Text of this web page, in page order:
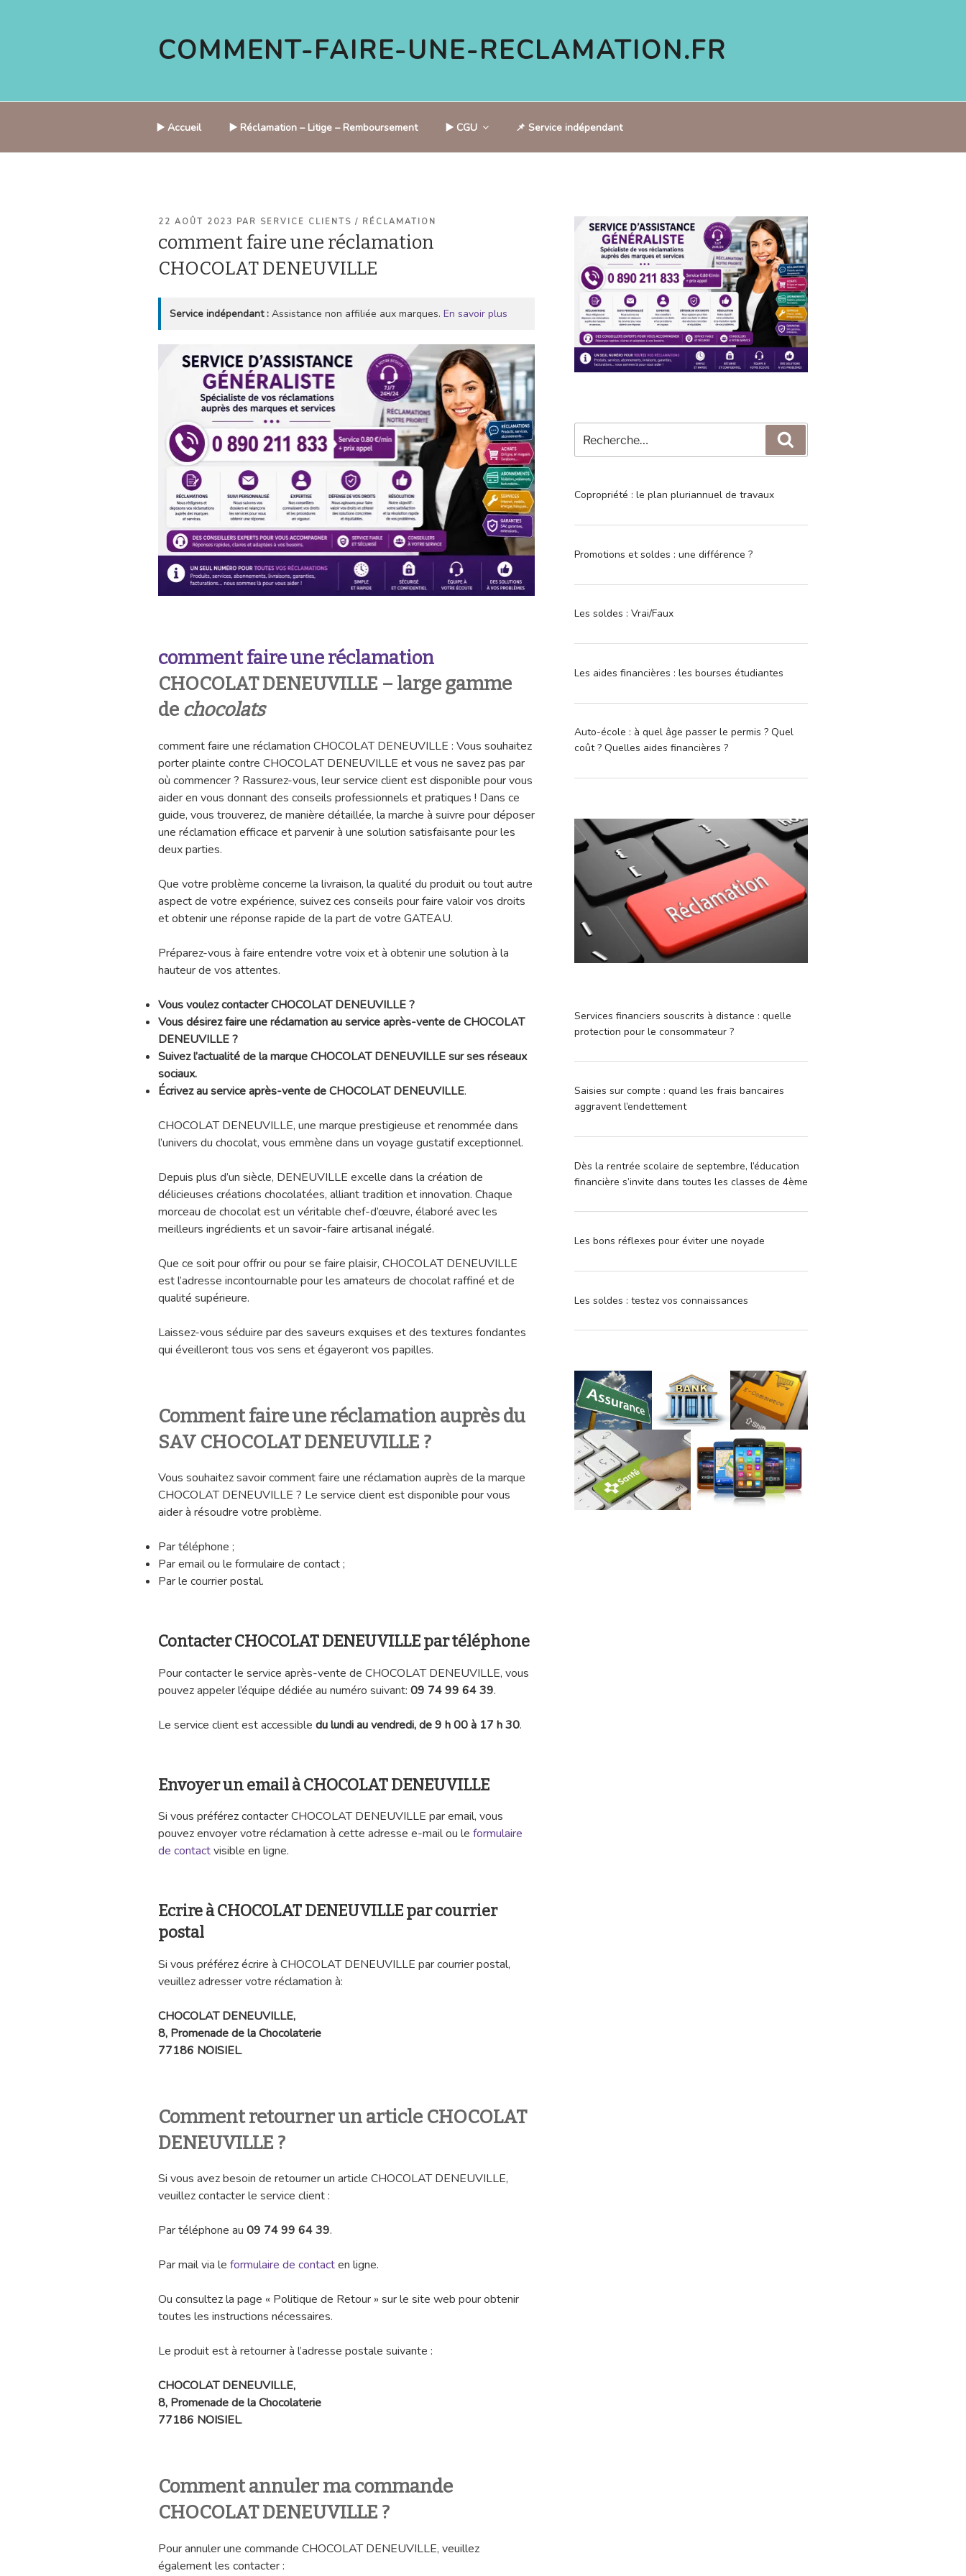
COMMENT-FAIRE-UNE-RECLAMATION.FR
▶️ Accueil ▶️ Réclamation – Litige – Remboursement ▶️ CGU 📌 Service indépendant
PUBLIÉ
22 AOÛT 2023 PAR SERVICE CLIENTS / RÉCLAMATION
comment faire une réclamation
CHOCOLAT DENEUVILLE
Service indépendant : Assistance non affiliée aux marques. En savoir plus
comment faire une réclamation
CHOCOLAT DENEUVILLE – large gamme
de chocolats
comment faire une réclamation CHOCOLAT DENEUVILLE : Vous souhaitez
porter plainte contre CHOCOLAT DENEUVILLE et vous ne savez pas par
où commencer ? Rassurez-vous, leur service client est disponible pour vous
aider en vous donnant des conseils professionnels et pratiques ! Dans ce
guide, vous trouverez, de manière détaillée, la marche à suivre pour déposer
une réclamation efficace et parvenir à une solution satisfaisante pour les
deux parties.
Que votre problème concerne la livraison, la qualité du produit ou tout autre
aspect de votre expérience, suivez ces conseils pour faire valoir vos droits
et obtenir une réponse rapide de la part de votre GATEAU.
Préparez-vous à faire entendre votre voix et à obtenir une solution à la
hauteur de vos attentes.
Vous voulez contacter CHOCOLAT DENEUVILLE ?
Vous désirez faire une réclamation au service après-vente de CHOCOLAT
DENEUVILLE ?
Suivez l’actualité de la marque CHOCOLAT DENEUVILLE sur ses réseaux
sociaux.
Écrivez au service après-vente de CHOCOLAT DENEUVILLE.
CHOCOLAT DENEUVILLE, une marque prestigieuse et renommée dans
l’univers du chocolat, vous emmène dans un voyage gustatif exceptionnel.
Depuis plus d’un siècle, DENEUVILLE excelle dans la création de
délicieuses créations chocolatées, alliant tradition et innovation. Chaque
morceau de chocolat est un véritable chef-d’œuvre, élaboré avec les
meilleurs ingrédients et un savoir-faire artisanal inégalé.
Que ce soit pour offrir ou pour se faire plaisir, CHOCOLAT DENEUVILLE
est l’adresse incontournable pour les amateurs de chocolat raffiné et de
qualité supérieure.
Laissez-vous séduire par des saveurs exquises et des textures fondantes
qui éveilleront tous vos sens et égayeront vos papilles.
Comment faire une réclamation auprès du
SAV CHOCOLAT DENEUVILLE ?
Vous souhaitez savoir comment faire une réclamation auprès de la marque
CHOCOLAT DENEUVILLE ? Le service client est disponible pour vous
aider à résoudre votre problème.
Par téléphone ;
Par email ou le formulaire de contact ;
Par le courrier postal.
Contacter CHOCOLAT DENEUVILLE par téléphone
Pour contacter le service après-vente de CHOCOLAT DENEUVILLE, vous
pouvez appeler l’équipe dédiée au numéro suivant: 09 74 99 64 39.
Le service client est accessible du lundi au vendredi, de 9 h 00 à 17 h 30.
Envoyer un email à CHOCOLAT DENEUVILLE
Si vous préférez contacter CHOCOLAT DENEUVILLE par email, vous
pouvez envoyer votre réclamation à cette adresse e-mail ou le formulaire
de contactvisible en ligne.
Ecrire à CHOCOLAT DENEUVILLE par courrier
postal
Si vous préférez écrire à CHOCOLAT DENEUVILLE par courrier postal,
veuillez adresser votre réclamation à:
CHOCOLAT DENEUVILLE,
8, Promenade de la Chocolaterie
77186 NOISIEL.
Comment retourner un article CHOCOLAT
DENEUVILLE ?
Si vous avez besoin de retourner un article CHOCOLAT DENEUVILLE,
veuillez contacter le service client :
Par téléphone au 09 74 99 64 39.
Par mail via le formulaire de contacten ligne.
Ou consultez la page « Politique de Retour » sur le site web pour obtenir
toutes les instructions nécessaires.
Le produit est à retourner à l’adresse postale suivante :
CHOCOLAT DENEUVILLE,
8, Promenade de la Chocolaterie
77186 NOISIEL.
Comment annuler ma commande
CHOCOLAT DENEUVILLE ?
Pour annuler une commande CHOCOLAT DENEUVILLE, veuillez
également les contacter :
pour
:
Copropriété : le plan pluriannuel de travaux
Promotions et soldes : une différence ?
Les soldes : Vrai/Faux
Les aides financières : les bourses étudiantes
Auto-école : à quel âge passer le permis ? Quel
coût ? Quelles aides financières ?
Services financiers souscrits à distance : quelle
protection pour le consommateur ?
Saisies sur compte : quand les frais bancaires
aggravent l’endettement
Dès la rentrée scolaire de septembre, l’éducation
financière s’invite dans toutes les classes de 4ème
Les bons réflexes pour éviter une noyade
Les soldes : testez vos connaissances